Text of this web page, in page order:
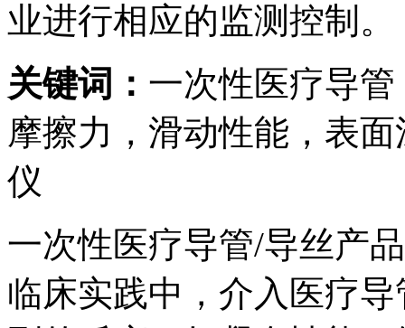
业进行相应的监测控制。
关键词： 一次性医疗导
摩擦力，滑动性能，表
仪
一次性医疗导管/导丝产
临床实践中，介入医疗